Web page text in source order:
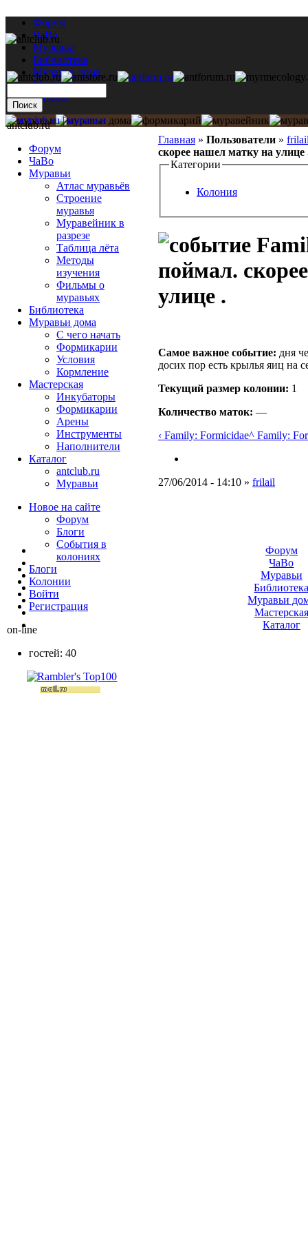
Форум
ЧаВо
Муравьи
Библиотека
Муравьи дома
Мастерская
Каталог
Главная » Пользователи »
скорее нашел матку на улице
Категории
Колония
поймал.
улице .
Самое важное событие: дня
досих пор есть крылья яиц на
Текущий размер кoлонии: 1
Количество маток: —
‹ Family: Formicidae^ Family:
27/06/2014 - 14:10 » frilail
antclub.ru
Форум
ЧаВо
Муравьи
Атлас муравьёв
Строение
муравья
Муравейник в
разрезе
Таблица лёта
Методы
изучения
Фильмы о
муравьях
Библиотека
Муравьи дома
С чего начать
Формикарии
Условия
Кормление
Мастерская
Инкубаторы
Формикарии
Арены
Инструменты
Наполнители
Каталог
antclub.ru
Муравьи
Новое на сайте
Форум
Блоги
События в
колониях
Блоги
Колонии
Войти
Peгиcтpaция
on-line
гостей: 40
Форум
ЧаВо
Муравьи
Муравьи
Мастерская
Каталог